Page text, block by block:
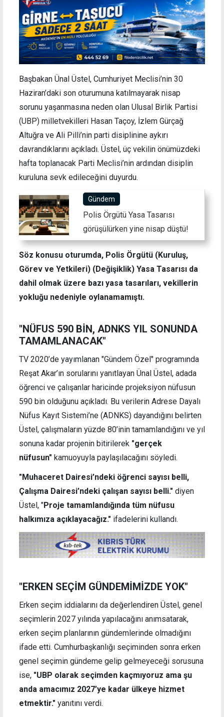
Başbakan Ünal Üstel, Cumhuriyet Meclisi’nin 30
Haziran’daki son oturumuna katılmayarak nisap
sorunu yaşanmasına neden olan Ulusal Birlik Partisi
(UBP) milletvekilleri Hasan Taçoy, İzlem Gürçağ
Altuğra ve Ali Pilli’nin parti disiplinine aykırı
davrandıklarını açıkladı. Üstel, üç vekilin önümüzdeki
hafta toplanacak Parti Meclisi’nin ardından disiplin
kuruluna sevk edileceğini duyurdu.
Gündem
Polis Örgütü Yasa Tasarısı
görüşülürken yine nisap düştü!
Söz konusu oturumda, Polis Örgütü (Kuruluş,
Görev ve Yetkileri) (Değişiklik) Yasa Tasarısı da
dahil olmak üzere bazı yasa tasarıları, vekillerin
yokluğu nedeniyle oylanamamıştı.
"NÜFUS 590 BİN, ADNKS YIL SONUNDA
TAMAMLANACAK"
TV 2020’de yayımlanan "Gündem Özel" programında
Reşat Akar’ın sorularını yanıtlayan Ünal Üstel, adada
öğrenci ve çalışanlar haricinde projeksiyon nüfusun
590 bin olduğunu açıkladı. Bu verilerin Adrese Dayalı
Nüfus Kayıt Sistemi’ne (ADNKS) dayandığını belirten
Üstel, çalışmaların yüzde 80’inin tamamlandığını ve yıl
sonuna kadar projenin bitirilerek "gerçek
nüfusun" kamuoyuyla paylaşılacağını söyledi.
"Muhaceret Dairesi’ndeki öğrenci sayısı belli,
Çalışma Dairesi’ndeki çalışan sayısı belli." diyen
Üstel, "Proje tamamlandığında tüm nüfusu
halkımıza açıklayacağız." ifadelerini kullandı.
"ERKEN SEÇİM GÜNDEMİMİZDE YOK"
Erken seçim iddialarını da değerlendiren Üstel, genel
seçimlerin 2027 yılında yapılacağını anımsatarak,
erken seçim planlarının gündemlerinde olmadığını
ifade etti. Cumhurbaşkanlığı seçiminden sonra erken
genel seçimin gündeme gelip gelmeyeceği sorusuna
ise, "UBP olarak seçimden kaçmıyoruz ama şu
anda amacımız 2027’ye kadar ülkeye hizmet
etmektir." yanıtını verdi.